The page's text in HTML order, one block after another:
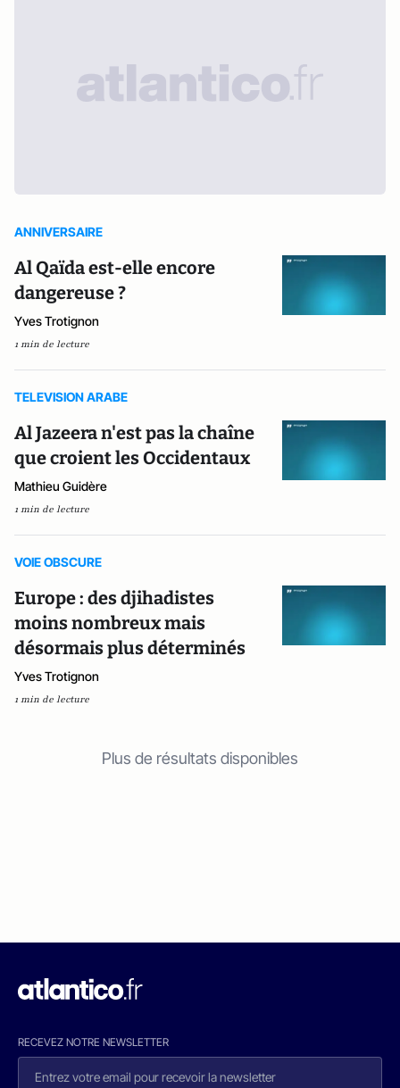
ANNIVERSAIRE
Al Qaïda est-elle encore
dangereuse ?
Yves Trotignon
1 min de lecture
TELEVISION ARABE
Al Jazeera n'est pas la chaîne
que croient les Occidentaux
Mathieu Guidère
1 min de lecture
VOIE OBSCURE
Europe : des djihadistes
moins nombreux mais
désormais plus déterminés
Yves Trotignon
1 min de lecture
Plus de résultats disponibles
RECEVEZ NOTRE NEWSLETTER